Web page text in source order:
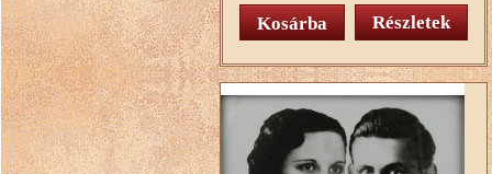
Részletek